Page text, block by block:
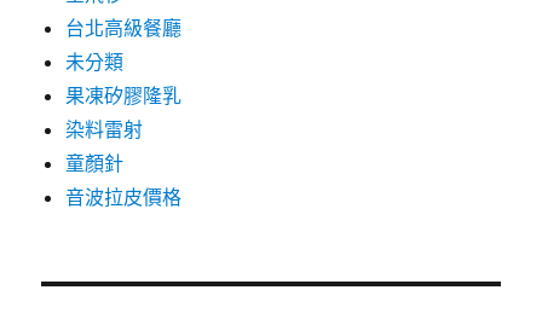
台北高級餐廳
未分類
果凍矽膠隆乳
染料雷射
童顏針
音波拉皮價格